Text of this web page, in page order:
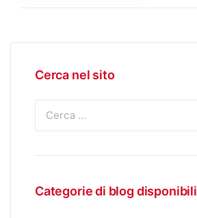
Cerca nel sito
Categorie di blog disponibili